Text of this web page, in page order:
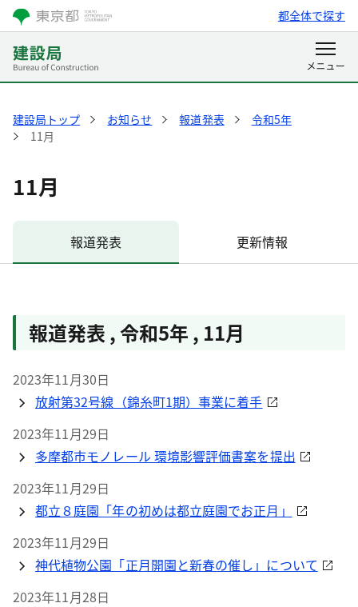
都全体で探す
建設局トップ お知らせ 報道発表
令和5年
11月
11月
報道発表 更新情報
報道発表 ,令和5年 , 11月
2023年11月30日
放射第32号線（錦糸町1期）事業に着手
2023年11月29日
多摩都市モノレール 環境影響評価書案を提出
2023年11月29日
都立８庭園「年の初めは都立庭園でお正月」
2023年11月29日
神代植物公園「正月開園と新春の催し」について
2023年11月28日